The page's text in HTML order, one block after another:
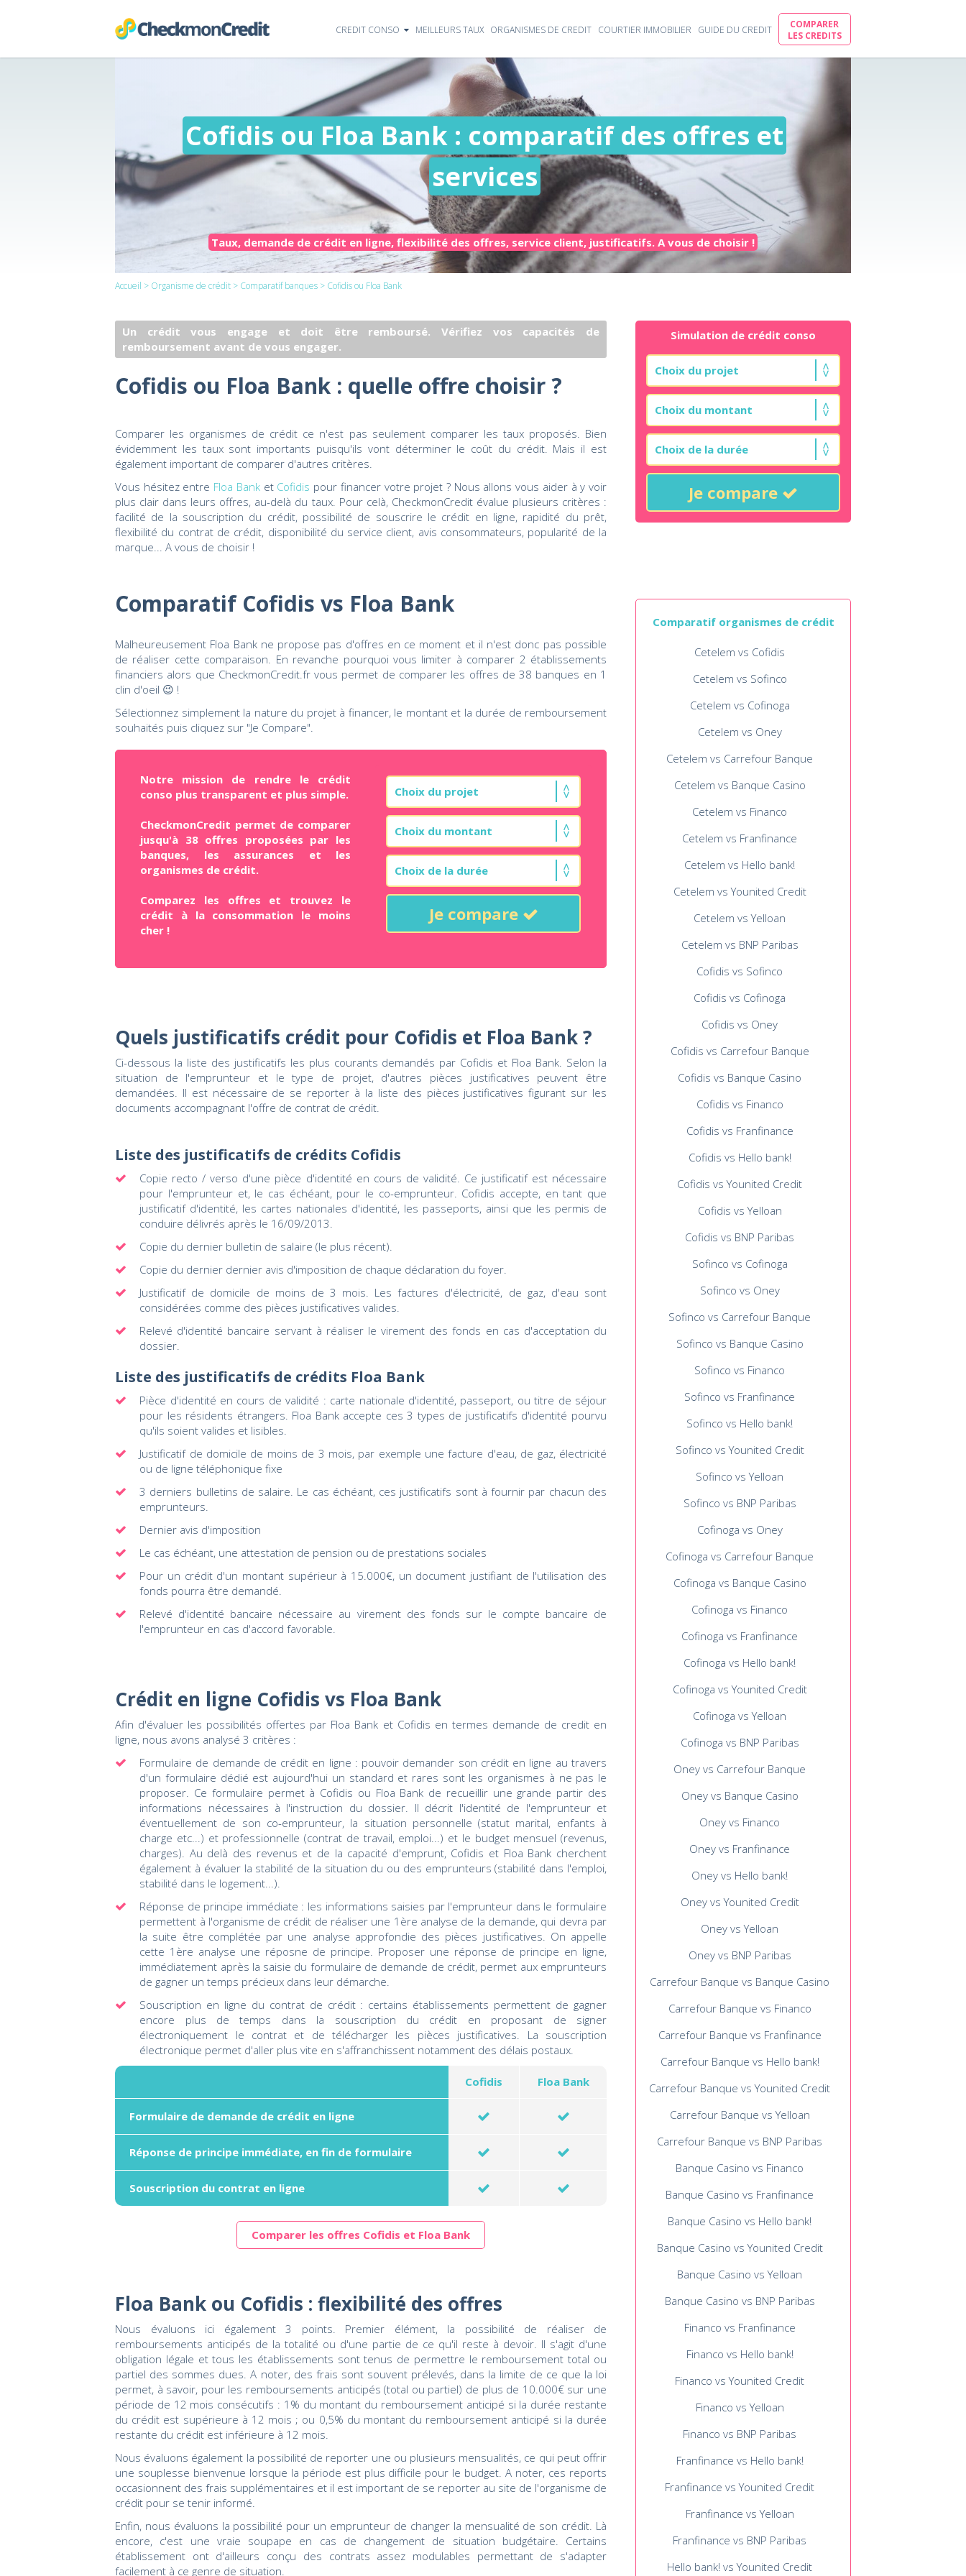
CREDIT CONSO MEILLEURS TAUX ORGANISMES DE CREDIT COURTIER IMMOBILIER GUIDE DU CREDIT
COMPARER
LES CREDITS
Cofidis ou Floa Bank : comparatif des offres et
services
Taux, demande de crédit en ligne, flexibilité des offres, service client, justificatifs. A vous de choisir !
Accueil > Organisme de crédit > Comparatif banques > Cofidis ou Floa Bank
Un crédit vous engage et doit être remboursé. Vérifiez vos capacités de
remboursement avant de vous engager.
Cofidis ou Floa Bank : quelle offre choisir ?
Comparer les organismes de crédit ce n'est pas seulement comparer les taux proposés. Bien
évidemment les taux sont importants puisqu'ils vont déterminer le coût du crédit. Mais il est
également important de comparer d'autres critères.
Vous hésitez entre Floa Banket Cofidis pour financer votre projet ? Nous allons vous aider à y voir
plus clair dans leurs offres, au-delà du taux. Pour celà, CheckmonCredit évalue plusieurs critères :
facilité de la souscription du crédit, possibilité de souscrire le crédit en ligne, rapidité du prêt,
flexibilité du contrat de crédit, disponibilité du service client, avis consommateurs, popularité de la
marque... A vous de choisir !
Simulation de crédit conso
Je compare
Comparatif Cofidis vs Floa Bank
Malheureusement Floa Bank ne propose pas d'offres en ce moment et il n'est donc pas possible
de réaliser cette comparaison. En revanche pourquoi vous limiter à comparer 2 établissements
financiers alors que CheckmonCredit.fr vous permet de comparer les offres de 38 banques en 1
clin d'oeil 😉 !
Sélectionnez simplement la nature du projet à financer, le montant et la durée de remboursement
souhaités puis cliquez sur "Je Compare".
Notre mission de rendre le crédit
conso plus transparent et plus simple.
CheckmonCredit permet de comparer
jusqu'à 38 offres proposées par les
banques, les assurances et les
organismes de crédit.
Comparez les offres et trouvez le
crédit à la consommation le moins
cher !
Je compare
Quels justificatifs crédit pour Cofidis et Floa Bank ?
Ci-dessous la liste des justificatifs les plus courants demandés par Cofidis et Floa Bank. Selon la
situation de l'emprunteur et le type de projet, d'autres pièces justificatives peuvent être
demandées. Il est nécessaire de se reporter à la liste des pièces justificatives figurant sur les
documents accompagnant l'offre de contrat de crédit.
Liste des justificatifs de crédits Cofidis
Copie recto / verso d'une pièce d'identité en cours de validité. Ce justificatif est nécessaire
pour l'emprunteur et, le cas échéant, pour le co-emprunteur. Cofidis accepte, en tant que
justificatif d'identité, les cartes nationales d'identité, les passeports, ainsi que les permis de
conduire délivrés après le 16/09/2013.
Copie du dernier bulletin de salaire (le plus récent).
Copie du dernier dernier avis d'imposition de chaque déclaration du foyer.
Justificatif de domicile de moins de 3 mois. Les factures d'électricité, de gaz, d'eau sont
considérées comme des pièces justificatives valides.
Relevé d'identité bancaire servant à réaliser le virement des fonds en cas d'acceptation du
dossier.
Liste des justificatifs de crédits Floa Bank
Pièce d'identité en cours de validité : carte nationale d'identité, passeport, ou titre de séjour
pour les résidents étrangers. Floa Bank accepte ces 3 types de justificatifs d'identité pourvu
qu'ils soient valides et lisibles.
Justificatif de domicile de moins de 3 mois, par exemple une facture d'eau, de gaz, électricité
ou de ligne téléphonique fixe
3 derniers bulletins de salaire. Le cas échéant, ces justificatifs sont à fournir par chacun des
emprunteurs.
Dernier avis d'imposition
Le cas échéant, une attestation de pension ou de prestations sociales
Pour un crédit d'un montant supérieur à 15.000€, un document justifiant de l'utilisation des
fonds pourra être demandé.
Relevé d'identité bancaire nécessaire au virement des fonds sur le compte bancaire de
l'emprunteur en cas d'accord favorable.
Crédit en ligne Cofidis vs Floa Bank
Afin d'évaluer les possibilités offertes par Floa Bank et Cofidis en termes demande de credit en
ligne, nous avons analysé 3 critères :
Formulaire de demande de crédit en ligne : pouvoir demander son crédit en ligne au travers
d'un formulaire dédié est aujourd'hui un standard et rares sont les organismes à ne pas le
proposer. Ce formulaire permet à Cofidis ou Floa Bank de recueillir une grande partir des
informations nécessaires à l'instruction du dossier. Il décrit l'identité de l'emprunteur et
éventuellement de son co-emprunteur, la situation personnelle (statut marital, enfants à
charge etc...) et professionnelle (contrat de travail, emploi...) et le budget mensuel (revenus,
charges). Au delà des revenus et de la capacité d'emprunt, Cofidis et Floa Bank cherchent
également à évaluer la stabilité de la situation du ou des emprunteurs (stabilité dans l'emploi,
stabilité dans le logement...).
Réponse de principe immédiate : les informations saisies par l'emprunteur dans le formulaire
permettent à l'organisme de crédit de réaliser une 1ère analyse de la demande, qui devra par
la suite être complétée par une analyse approfondie des pièces justificatives. On appelle
cette 1ère analyse une réposne de principe. Proposer une réponse de principe en ligne,
immédiatement après la saisie du formulaire de demande de crédit, permet aux emprunteurs
de gagner un temps précieux dans leur démarche.
Souscription en ligne du contrat de crédit : certains établissements permettent de gagner
encore plus de temps dans la souscription du crédit en proposant de signer
électroniquement le contrat et de télécharger les pièces justificatives. La souscription
électronique permet d'aller plus vite en s'affranchissent notamment des délais postaux.
Cofidis Floa Bank
Formulaire de demande de crédit en ligne
Réponse de principe immédiate, en fin de formulaire
Souscription du contrat en ligne
Comparer les offres Cofidis et Floa Bank
Floa Bank ou Cofidis : flexibilité des offres
Nous évaluons ici également 3 points. Premier élément, la possibilité de réaliser de
remboursements anticipés de la totalité ou d'une partie de ce qu'il reste à devoir. Il s'agit d'une
obligation légale et tous les établissements sont tenus de permettre le remboursement total ou
partiel des sommes dues. A noter, des frais sont souvent prélevés, dans la limite de ce que la loi
permet, à savoir, pour les remboursements anticipés (total ou partiel) de plus de 10.000€ sur une
période de 12 mois consécutifs : 1% du montant du remboursement anticipé si la durée restante
du crédit est supérieure à 12 mois ; ou 0,5% du montant du remboursement anticipé si la durée
restante du crédit est inférieure à 12 mois.
Nous évaluons également la possibilité de reporter une ou plusieurs mensualités, ce qui peut offrir
une souplesse bienvenue lorsque la période est plus difficile pour le budget. A noter, ces reports
occasionnent des frais supplémentaires et il est important de se reporter au site de l'organisme de
crédit pour se tenir informé.
Enfin, nous évaluons la possibilité pour un emprunteur de changer la mensualité de son crédit. Là
encore, c'est une vraie soupape en cas de changement de situation budgétaire. Certains
établissement ont d'ailleurs conçu des contrats assez modulables permettant de s'adapter
facilement à ce genre de situation.
Comparatif organismes de crédit
Cetelem vs Cofidis
Cetelem vs Sofinco
Cetelem vs Cofinoga
Cetelem vs Oney
Cetelem vs Carrefour Banque
Cetelem vs Banque Casino
Cetelem vs Financo
Cetelem vs Franfinance
Cetelem vs Hello bank!
Cetelem vs Younited Credit
Cetelem vs Yelloan
Cetelem vs BNP Paribas
Cofidis vs Sofinco
Cofidis vs Cofinoga
Cofidis vs Oney
Cofidis vs Carrefour Banque
Cofidis vs Banque Casino
Cofidis vs Financo
Cofidis vs Franfinance
Cofidis vs Hello bank!
Cofidis vs Younited Credit
Cofidis vs Yelloan
Cofidis vs BNP Paribas
Sofinco vs Cofinoga
Sofinco vs Oney
Sofinco vs Carrefour Banque
Sofinco vs Banque Casino
Sofinco vs Financo
Sofinco vs Franfinance
Sofinco vs Hello bank!
Sofinco vs Younited Credit
Sofinco vs Yelloan
Sofinco vs BNP Paribas
Cofinoga vs Oney
Cofinoga vs Carrefour Banque
Cofinoga vs Banque Casino
Cofinoga vs Financo
Cofinoga vs Franfinance
Cofinoga vs Hello bank!
Cofinoga vs Younited Credit
Cofinoga vs Yelloan
Cofinoga vs BNP Paribas
Oney vs Carrefour Banque
Oney vs Banque Casino
Oney vs Financo
Oney vs Franfinance
Oney vs Hello bank!
Oney vs Younited Credit
Oney vs Yelloan
Oney vs BNP Paribas
Carrefour Banque vs Banque Casino
Carrefour Banque vs Financo
Carrefour Banque vs Franfinance
Carrefour Banque vs Hello bank!
Carrefour Banque vs Younited Credit
Carrefour Banque vs Yelloan
Carrefour Banque vs BNP Paribas
Banque Casino vs Financo
Banque Casino vs Franfinance
Banque Casino vs Hello bank!
Banque Casino vs Younited Credit
Banque Casino vs Yelloan
Banque Casino vs BNP Paribas
Financo vs Franfinance
Financo vs Hello bank!
Financo vs Younited Credit
Financo vs Yelloan
Financo vs BNP Paribas
Franfinance vs Hello bank!
Franfinance vs Younited Credit
Franfinance vs Yelloan
Franfinance vs BNP Paribas
Hello bank! vs Younited Credit